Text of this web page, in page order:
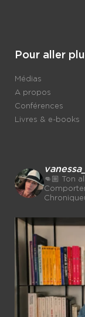
Pour aller
Médias
A propos
Conférences
Livres & e-books
👊🏼 Ton